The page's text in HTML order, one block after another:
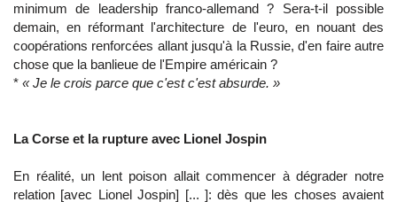
minimum de leadership franco-allemand ? Sera-t-il possible
demain, en réformant l'architecture de l'euro, en nouant des
coopérations renforcées allant jusqu'à la Russie, d'en faire autre
chose que la banlieue de l'Empire américain ?
* « Je le crois parce que c'est c'est absurde. »
La Corse et la rupture avec Lionel Jospin
En réalité, un lent poison allait commencer à dégrader notre
relation [avec Lionel Jospin] [... ]: dès que les choses avaient